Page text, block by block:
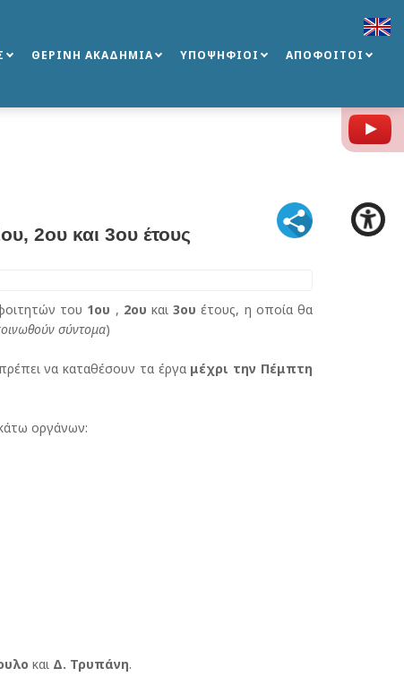
ΘΕΡΙΝΗ ΑΚΑΔΗΜΙΑ ΥΠΟΨΗΦΙΟΙ ΑΠΟΦΟΙΤΟΙ
2ου και 3ου έτους
του 1ου , 2ου και3ου έτους, η οποία θα
σύντομα)
να καταθέσουν τα έργα μέχρι την Πέμπτη
οργάνων:
και Δ. Τρυπάνη.